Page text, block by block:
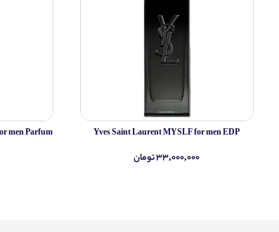
Yves Saint Laurent MYSLF for men EDP
۳۳,۰۰۰,۰۰۰ تومان